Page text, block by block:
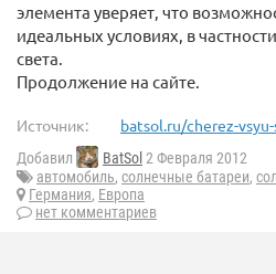
элемента уверяет, что
идеальных условиях, в
света.
Продолжение на сайте.
Источник: batsol.ru/cherez-
Добавил BatSol 2 Февраля 2012
автомобиль, солнечные батареи,
Германия, Европа
нет комментариев